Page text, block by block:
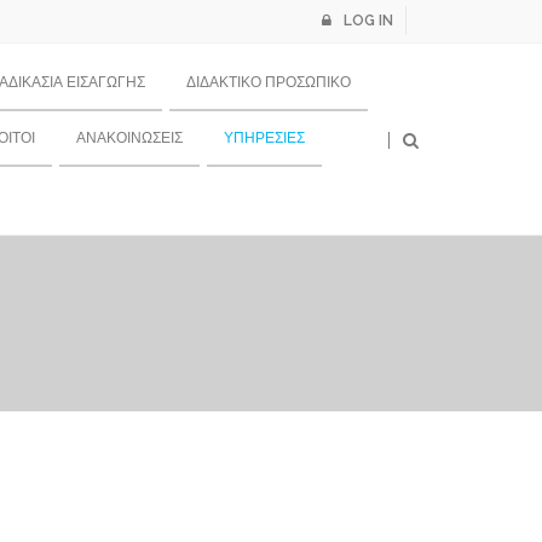
LOG IN
ΕΙΣΑΓΩΓΉΣ ΔΙΔΑΚΤΙΚΌ ΠΡΟΣΩΠΙΚΌ
ΑΝΑΚΟΙΝΏΣΕΙΣ ΥΠΗΡΕΣΊΕΣ ×